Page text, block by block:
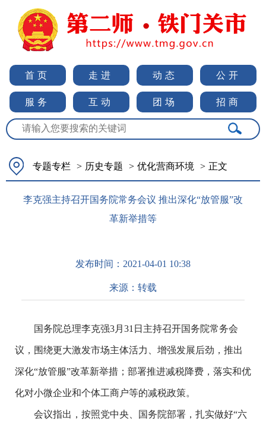
首页 走进 动态 公开
服务 互动 团场 招商
专题专栏 > 历史专题 > 优化营商环境 > 正文
李克强主持召开国务院常务会议 推出深化“放管服”改
革新举措等
发布时间： 2021-04-01 10:38
来源： 转载
国务院总理李克强3月31日主持召开国务院常务会
议，围绕更大激发市场主体活力、增强发展后劲，推出
深化“放管服”改革新举措；部署推进减税降费，落实和优
化对小微企业和个体工商户等的减税政策。
会议指出，按照党中央、国务院部署，扎实做好“六